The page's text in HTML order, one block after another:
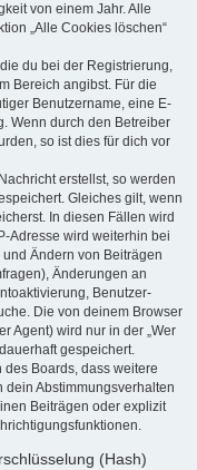
von einem Jahr. Alle
„Alle Cookies löschen“
du bei der Registrierung,
Bereich angibst. Für die
Benutzername, eine E-
Wenn durch den Betreiber
so ist dies für dich vor
erstellst, so werden
Gleiches gilt, wenn
In diesen Fällen wird
Adresse wird weiterhin bei
Ändern von Beiträgen
Änderungen an
Benutzer-
Die von deinem Browser
Agent) wird nur in der „Wer
gespeichert.
Boards, dass weitere
dein Abstimmungsverhalten
Beiträgen oder explizit
(Hash)